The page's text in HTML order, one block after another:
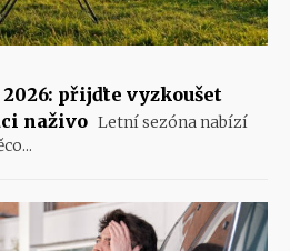
přijďte vyzkoušet
naživo Letní sezóna nabízí